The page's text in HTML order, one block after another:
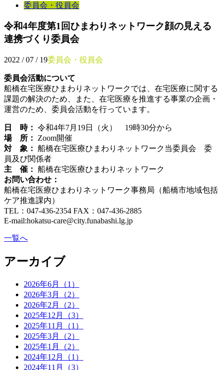
委員会・役員会
令和4年度第1回ひまわりネットワーク顔の見える
連携づくり委員会
2022 / 07 / 19委員会・役員会
委員会活動について
船橋在宅医療ひまわりネットワークでは、在宅医療に関する
課題の解決のため、また、在宅医療を推進する事業の企画・
運営のため、委員会活動を行っています。
日 時： 令和4年7月19日（火） 19時30分から
場 所： Zoom開催
対 象： 船橋在宅医療ひまわりネットワーク当委員会 委
員及び関係者
主 催： 船橋在宅医療ひまわりネットワーク
お問い合わせ：
船橋在宅医療ひまわりネットワーク事務局（船橋市地域包括
ケア推進課内）
TEL：047-436-2354 FAX：047-436-2885
E-mail:hokatsu-care@city.funabashi.lg.jp
一覧へ
アーカイブ
2026年6月（1）
2026年3月（2）
2026年2月（2）
2025年12月（3）
2025年11月（1）
2025年3月（2）
2025年1月（2）
2024年12月（1）
2024年11月（3）